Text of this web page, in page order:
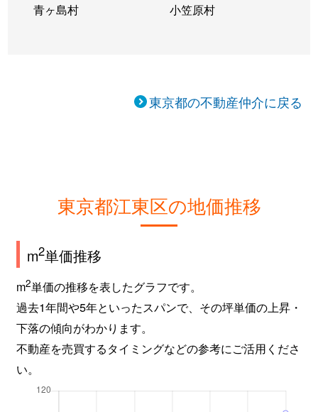
青ヶ島村 小笠原村
東京都の不動産仲介に戻る
東京都江東区の地価推移
m2単価推移
m2単価の推移を表したグラフです。
過去1年間や5年といったスパンで、その坪単価の上昇・
下落の傾向がわかります。
不動産を売買するタイミングなどの参考にご活用くださ
い。